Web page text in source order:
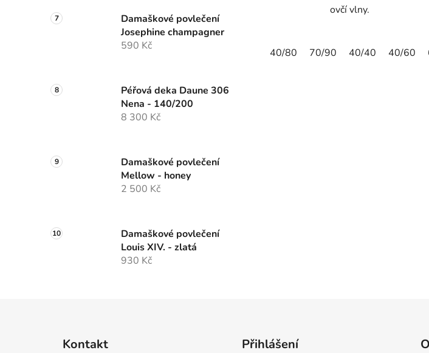
Damaškové povlečení
Josephine champagner
590 Kč
Péřová deka Daune 306
Nena - 140/200
8 300 Kč
Damaškové povlečení
Mellow - honey
2 500 Kč
Damaškové povlečení
Louis XIV. - zlatá
930 Kč
ovčí vlny.
40/80 70/90 40/40 40/60
Kontakt Přihlášení